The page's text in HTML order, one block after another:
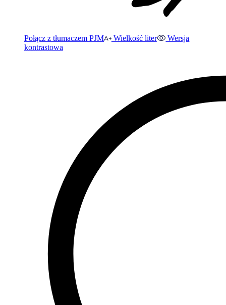
Połącz z tłumaczem PJM Wielkość liter
Wersja
kontrastowa